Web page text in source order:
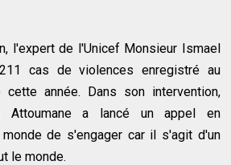
l'expert de l'Unicef Monsieur Ismael
cas de violences enregistré au
année. Dans son intervention,
Attoumane a lancé un appel en
de s'engager car il s'agit d'un
le monde.